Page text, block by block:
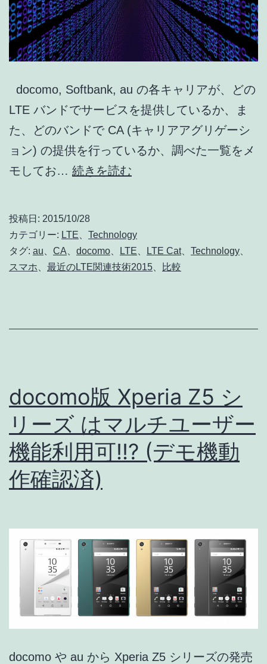
docomo, Softbank, au の各キャリアが、どの
LTE バンドでサービスを提供しているか、ま
た、どのバンドで CA (キャリアアグリゲーシ
ョン) の提供を行っているか、調べた一覧をメ
モしてお… 続きを読む
/
au
各
リ
LTE
バ
ン
ド
技
術
投稿日: 2015/10/28
カテゴリー: LTE
Technology
タグ: au CA docomo LTE LTE Cat、 Technology
スマホ
最近のLTE関連技術2015 比較
docomo版 Xperia Z5 シ
リーズ はマルチユーザー
機能利用可!!? (デモ機動
作確認済)
docomo や au から Xperia Z5 シリーズの発売